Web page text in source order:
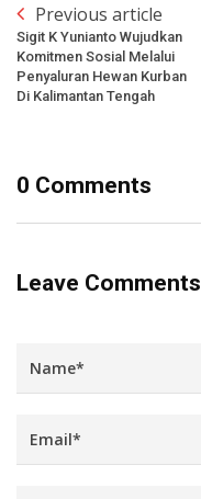
Previous article
Sigit K Yunianto Wujudkan
Komitmen Sosial Melalui
Penyaluran Hewan Kurban
Di Kalimantan Tengah
0 Comments
Leave Comments